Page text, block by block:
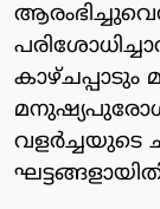
കാഴ്ചപ്പാടും
വളര്‍ച്ചയുടെ